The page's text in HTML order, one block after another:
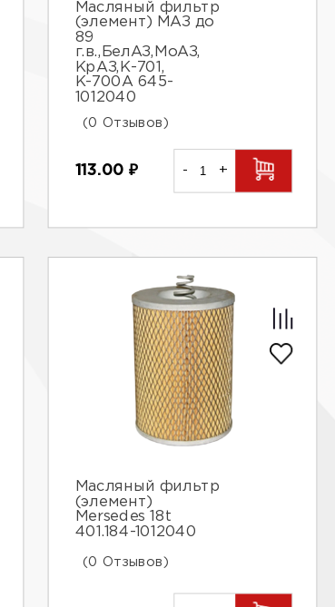
Масляный фильтр
(элемент) МАЗ до
89
г.в.,БелАЗ,МоАЗ,
КрАЗ,К-701,
К-700А 645-
1012040
(0 Отзывов)
113.00 ₽ - +
Масляный фильтр
(элемент)
Mersedes 18t
401.184-1012040
(0 Отзывов)